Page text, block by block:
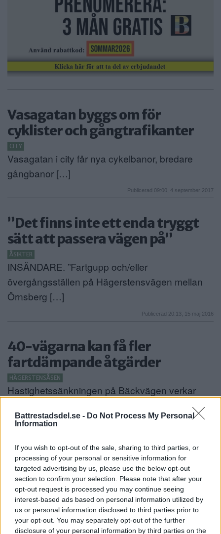
Battrestadsdel.se - Do Not Process My Personal
Information
If you wish to opt-out of the sale, sharing to third parties, or
processing of your personal or sensitive information for
targeted advertising by us, please use the below opt-out
section to confirm your selection. Please note that after your
opt-out request is processed you may continue seeing
interest-based ads based on personal information utilized by
us or personal information disclosed to third parties prior to
your opt-out. You may separately opt-out of the further
disclosure of your personal information by third parties on the
Vasagatan byggs om för
cyklister och gångtrafikanter
CITY
Vasagatan i city får nya cykelbanor, bredare
gångbanor […]
Publicerad 09:00, 4 september 2017
”Det finns inte ett enda tryggt
sätt att passera vägen på”
ÅSIKTER
INSÄNDARE. ”Fartgupp och/eller
övergångsställen på Hägerstensvägen mellan
Örnsberg […]
Publicerad 20:13, 15 maj 2016
40-vägarna kan få fler
fartdämpande åtgärder
HÄGERSTENSÅSEN
Hastighetssänkningen på Bäckvägen verkar
Publicerad 14:28, 11 maj 2016
På dessa gator sänks snart
hastigheten
HÄGERSTEN LILJEHOLMEN
I mitten av april börjar trafikkontoret införa nya
[…]
Publicerad 15:52, 4 april 2016